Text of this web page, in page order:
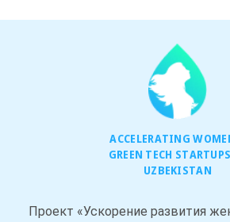
ACCELERATING
GREEN TECH
UZBEKISTAN
Проект «Ускорение развития